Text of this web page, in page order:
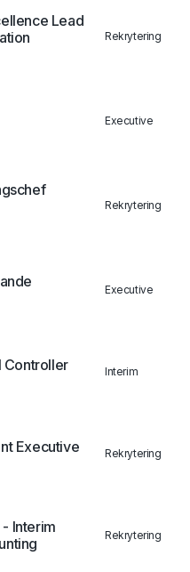
Lead
Rekrytering
Executive
Rekrytering
Executive
Controller Interim
Executive Rekrytering
Interim
Rekrytering